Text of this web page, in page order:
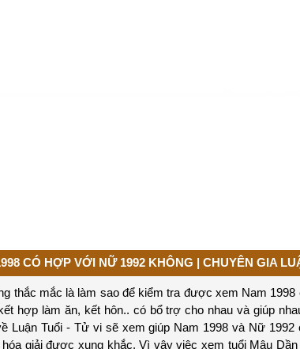
CÓ HỢP VỚI NỮ 1992 KHÔNG | CHUYÊN GIA
thắc mắc là làm sao để kiểm tra được xem Nam
hợp làm ăn, kết hôn.. có bổ trợ cho nhau và giúp
Luận Tuổi - Tử vi sẽ xem giúp Nam 1998 và Nữ
giải được xung khắc. Vì vậy việc xem tuổi Mậu